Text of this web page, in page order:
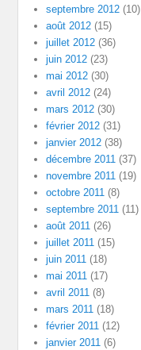
septembre 2012 (10)
août 2012 (15)
juillet 2012 (36)
juin 2012 (23)
mai 2012 (30)
avril 2012 (24)
mars 2012 (30)
février 2012 (31)
janvier 2012 (38)
décembre 2011 (37)
novembre 2011 (19)
octobre 2011 (8)
septembre 2011 (11)
août 2011 (26)
juillet 2011 (15)
juin 2011 (18)
mai 2011 (17)
avril 2011 (8)
mars 2011 (18)
février 2011 (12)
janvier 2011 (6)